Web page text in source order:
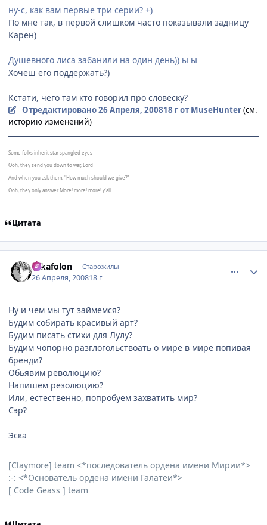
ну-с, как вам первые три серии? +)
По мне так, в первой слишком часто показывали задницу
Карен)
Душевного лиса забанили на один день)) ы ы
Хочеш его поддержать?)
Кстати, чего там кто говорил про словеску?
Отредактировано26 Апреля, 200818 гот MuseHunter(см.
историю изменений)
Some folks inherit star spangled eyes
Ooh, they send you down to war, Lord
And when you ask them, "How much should we give?"
Ooh, they only answer More! more! more! y'all
Цитата
Eskafolon Старожилы
26 Апреля, 200818 г
Ну и чем мы тут займемся?
Будим собирать красивый арт?
Будим писать стихи для Лулу?
Будим чопорно разглогольствоать о мире в мире попивая
бренди?
Обьявим революцию?
Напишем резолюцию?
Или, естественно, попробуем захватить мир?
Сэр?
Эска
[Claymore] team <*последователь ордена имени Мирии*>
:-: <*Основатель ордена имени Галатеи*>
[ Code Geass ] team